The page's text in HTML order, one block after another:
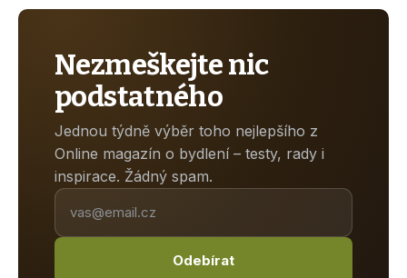
Nezmeškejte nic
podstatného
Jednou týdně výběr toho nejlepšího z
Online magazín o bydlení – testy, rady i
inspirace. Žádný spam.
Odebírat